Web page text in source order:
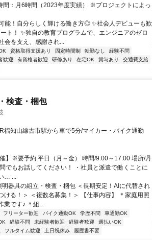
間：月6時間（2023年度実績） ※プロジェクトによっ
能！自分らしく輝ける働き方◎ ✨社会人デビューも歓
ト！ ✨独自の教育プログラムで、エンジニアのゼロ
会を支え、感謝され...
資格取得支援あり 固定時間制 転勤なし
経験不問
歓迎 有資格者歓迎 研修あり 在宅OK 賞与あり
交通費支給
検査・梱包
福知山線古市駅から車で5分/マイカー・バイク通勤
】※要予約 平日（月～金） 時間/9:00～17:00 場所/丹
でもお話してください！ ・社員と派遣で働くことに
… ...
器具の組立・検査・梱包 ＜長期安定！AIに代替され
ける！＞ ＜複数名募集！＞ 【仕事内容】 ＊家庭用照
業です♪ ＊組...
フリーター歓迎 バイク通勤OK 学歴不問
車通勤OK
経験不問 未経験者歓迎 経験者歓迎
週払いOK
フルタイム歓迎 土日祝休み 履歴書不要